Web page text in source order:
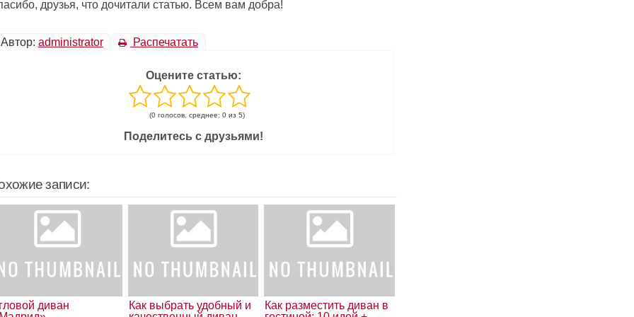
друзья, что дочитали статью. Всем вам добра!
Автор: administrator Распечатать
Оцените статью:
(0 голосов, среднее: 0 из 5)
Поделитесь с друзьями!
записи:
диван
Как выбрать удобный и
Как разместить диван в